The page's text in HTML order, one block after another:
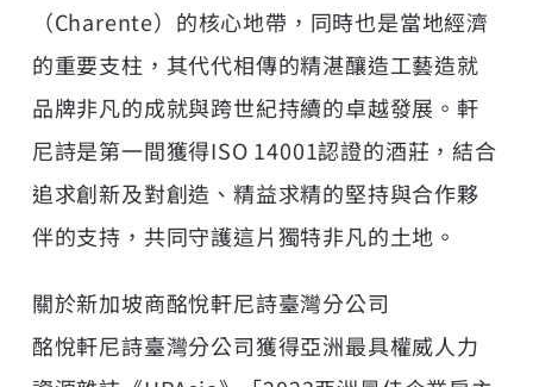
（Charente）的核心地帶，同時也是當地經濟
的重要支柱，其代代相傳的精湛釀造工藝造就
品牌非凡的成就與跨世紀持續的卓越發展。軒
尼詩是第一間獲得ISO 14001認證的酒莊，結合
追求創新及對創造、精益求精的堅持與合作夥
伴的支持，共同守護這片獨特非凡的土地。
關於新加坡商酩悅軒尼詩臺灣分公司
酩悅軒尼詩臺灣分公司獲得亞洲最具權威人力